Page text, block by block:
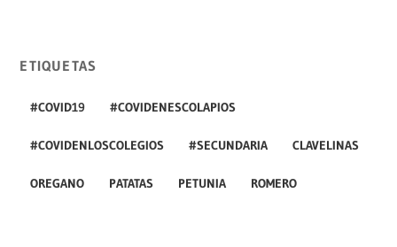
ETIQUETAS
#COVID19 #COVIDENESCOLAPIOS
#COVIDENLOSCOLEGIOS #SECUNDARIA CLAVELINAS
OREGANO PATATAS PETUNIA ROMERO